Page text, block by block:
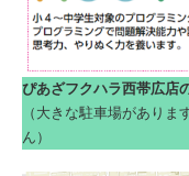
ぴあざフクハラ西帯広店
（大きな駐車場があり
ん）